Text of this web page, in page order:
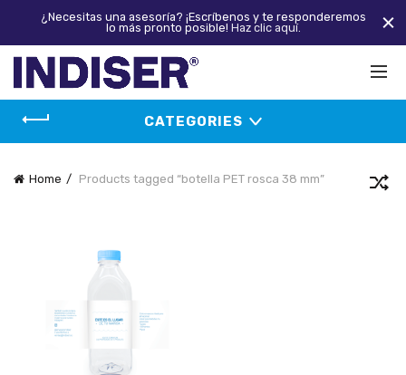
CATEGORIES
Home Products tagged “botella PET rosca 38 mm”
¿Necesitas una asesoría? ¡Escríbenos y te responderemos
lo más pronto posible! Haz clic aquí.